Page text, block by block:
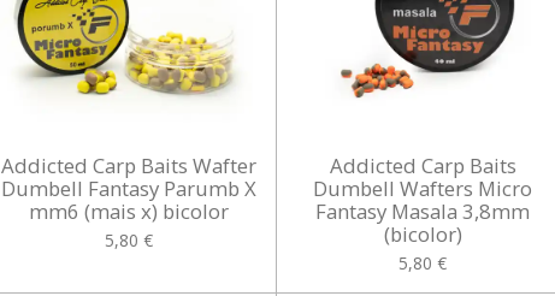
Addicted Carp Baits Wafter
Dumbell Fantasy Parumb X
mm6 (mais x) bicolor
5,80 €
Addicted Carp Baits
Dumbell Wafters Micro
Fantasy Masala 3,8mm
(bicolor)
5,80 €